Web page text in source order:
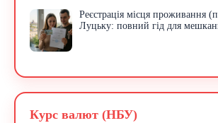
Реєстрація місця проживання
Луцьку: повний гід для
Курс валют (НБУ)